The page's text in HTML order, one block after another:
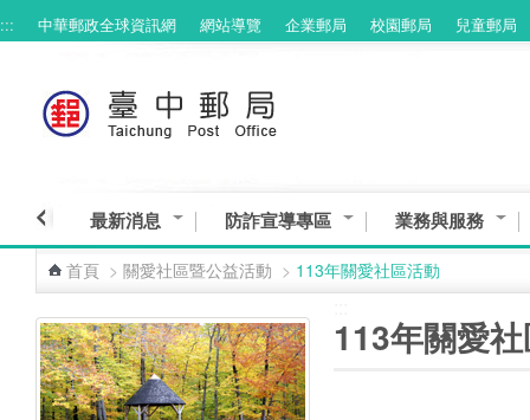
跳到主要內容區塊
::: 中華郵政全球資訊網 網站導覽 企業郵局 校園郵局 兒童郵局
最新消息 防詐宣導專區 業務與服務
首頁 > 關愛社區暨公益活動 > 113年關愛社區活動
113年關愛